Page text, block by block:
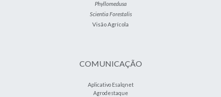
Phyllomedusa
Scientia Forestalis
Visão Agrícola
COMUNICAÇÃO
Aplicativo Esalqnet
Agrodestaque